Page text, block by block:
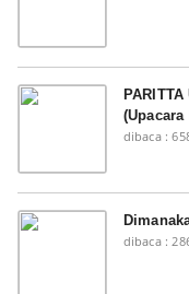
(Upacara
dibaca :
dibaca :